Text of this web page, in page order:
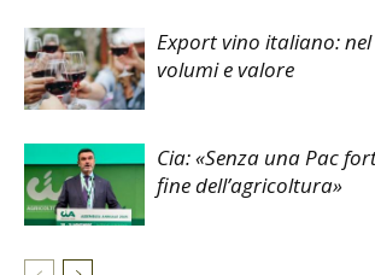
Export vino italiano: nel
volumi e valore
Cia: «Senza una Pac
fine dell’agricoltura»